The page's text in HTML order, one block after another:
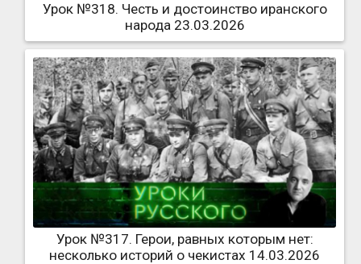
Урок №318. Честь и достоинство иранского
народа 23.03.2026
Урок №317. Герои, равных которым нет:
несколько историй о чекистах 14.03.2026